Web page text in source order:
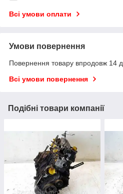
Всі умови оплати
Умови повернення
Повернення товару впродовж 14
Всі умови повернення
Подібні товари компанії